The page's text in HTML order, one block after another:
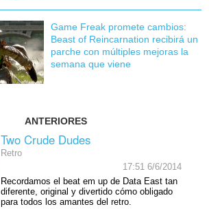
Game Freak promete cambios:
Beast of Reincarnation recibirá un
parche con múltiples mejoras la
semana que viene
ANTERIORES
Two Crude Dudes
Retro
17:51 6/6/2014
Recordamos el beat em up de Data East tan
diferente, original y divertido cómo obligado
para todos los amantes del retro.